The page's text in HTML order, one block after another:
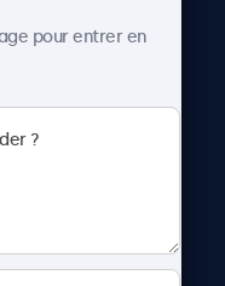
à jour
pour entrer en